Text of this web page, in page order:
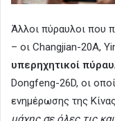
Άλλοι πύραυλοι που
– οι Changjian-20A,
υπερηχητικοί
Dongfeng-26D, οι
ενημέρωσης της